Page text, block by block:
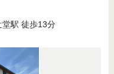
駅 徒歩13分